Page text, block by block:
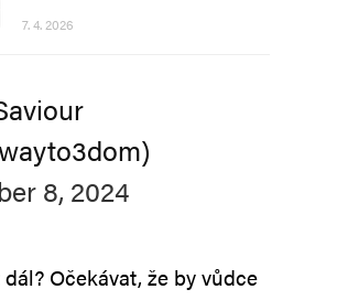
7. 4. 2026
8, 2024
Očekávat, že by vůdce